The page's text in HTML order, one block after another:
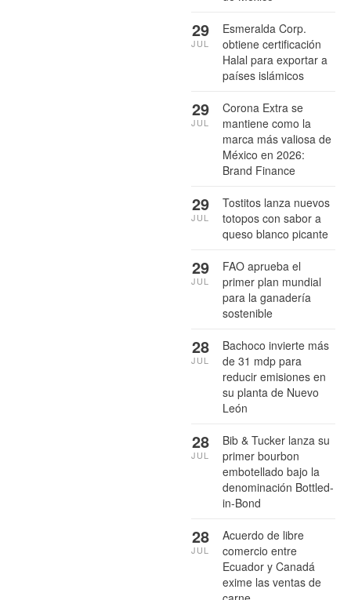
Esmeralda Corp.
obtiene certificación
Halal para exportar a
países islámicos
29
JUL
Corona Extra se
mantiene como la
marca más valiosa de
México en 2026:
Brand Finance
29
JUL
Tostitos lanza nuevos
totopos con sabor a
queso blanco picante
29
JUL
FAO aprueba el
primer plan mundial
para la ganadería
sostenible
29
JUL
Bachoco invierte más
de 31 mdp para
reducir emisiones en
su planta de Nuevo
León
28
JUL
Bib & Tucker lanza su
primer bourbon
embotellado bajo la
denominación Bottled-
in-Bond
28
JUL
Acuerdo de libre
comercio entre
Ecuador y Canadá
exime las ventas de
28
JUL